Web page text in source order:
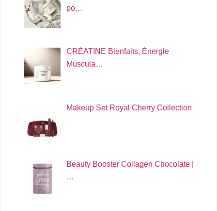
po…
CRÉATINE Bienfaits, Énergie
Muscula…
Makeup Set Royal Cherry Collection
Beauty Booster Collagen Chocolate |
…